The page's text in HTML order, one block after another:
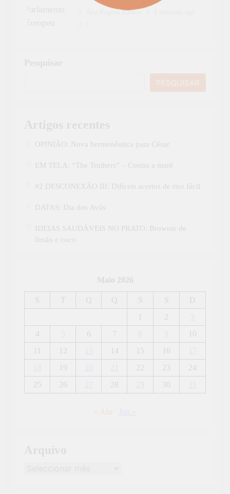
Ana Regina Ramos
PESQUISAR
OPINIÃO: Nova hermenêutica para César
EM TELA: “The Truthers” – Contra a maré
#2 DESCONEXÃO III: Difíceis acertos de riso fácil
DATAS: Dia dos Avós
IDEIAS SAUDÁVEIS NO PRATO: Brownie de
limão e coco
Maio 2026
S T Q Q S S
D
1
2
4
6 7
10
11
12 14 15 16
19 22 23
24
25
26 28 30
« Abr